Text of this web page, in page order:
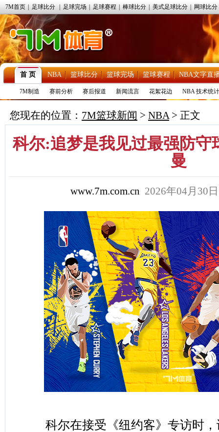
7M首页 足球比分 足球完场 足球赛程 棒球比分 美式足球比分 网球比分
首 页 NBA 篮球比分 篮球完场 篮球赛程 NBA文字直
7M制造 赛前分析 赛后报道 新闻流言 花絮花边 NBA 技术统计
您现在的位置： 7M篮球新闻 > NBA> 正文
科尔:追梦是我见过最强防守
曼
www.7m.com.cn 2026年04月30
科尔在接受《纽约客》专访时，